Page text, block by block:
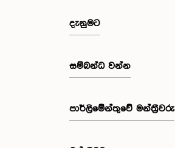
දැනුමට
සම්බන්ධ වන්න
පාර්ලි‌මේන්තුවේ මන්ත්‍රීවරු